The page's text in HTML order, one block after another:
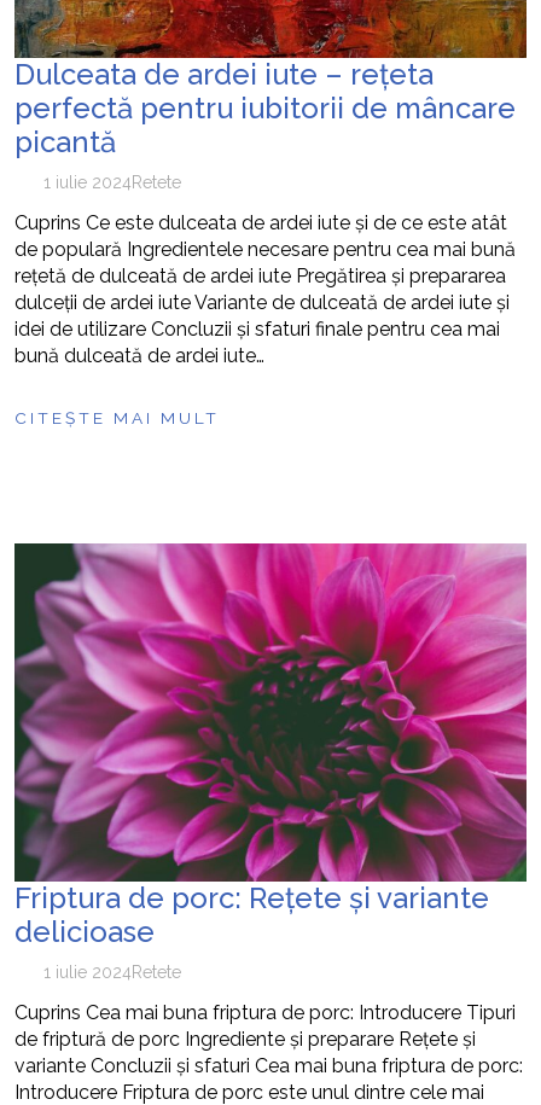
Dulceata de ardei iute – rețeta
perfectă pentru iubitorii de mâncare
picantă
1 iulie 2024Retete
Cuprins Ce este dulceata de ardei iute și de ce este atât
de populară Ingredientele necesare pentru cea mai bună
rețetă de dulceată de ardei iute Pregătirea și prepararea
dulceții de ardei iute Variante de dulceată de ardei iute și
idei de utilizare Concluzii și sfaturi finale pentru cea mai
bună dulceată de ardei iute…
CITEȘTE MAI MULT
Friptura de porc: Rețete și variante
delicioase
1 iulie 2024Retete
Cuprins Cea mai buna friptura de porc: Introducere Tipuri
de friptură de porc Ingrediente și preparare Rețete și
variante Concluzii și sfaturi Cea mai buna friptura de porc:
Introducere Friptura de porc este unul dintre cele mai